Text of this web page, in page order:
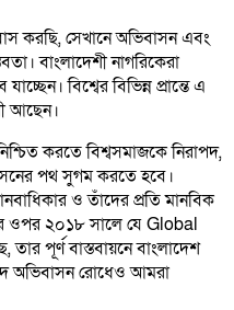
করছি, সেখানে অভিবাসন এবং
বাংলাদেশী নাগরিকেরা
বিশ্বের বিভিন্ন প্রান্তে এ
আছেন।
করতে বিশ্বসমাজকে নিরাপদ,
পথ সুগম করতে হবে।
ও তাঁদের প্রতি মানবিক
ওপর ২০১৮ সালে যে Global
পূর্ণ বাস্তবায়নে বাংলাদেশ
অভিবাসন রোধেও আমরা